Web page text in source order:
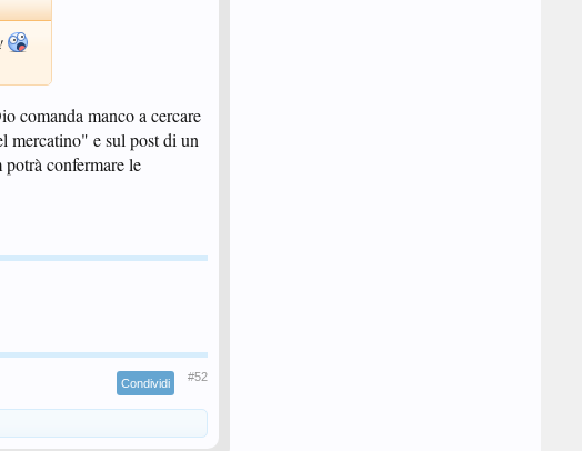
comanda manco a cercare
mercatino" e sul post di un
confermare le
Condividi #52